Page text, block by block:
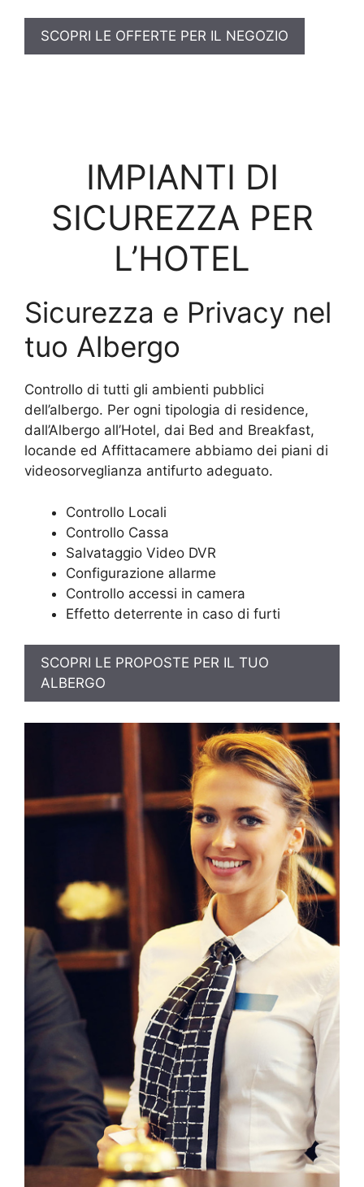
SCOPRI LE OFFERTE PER IL NEGOZIO
IMPIANTI DI
SICUREZZA PER
L’HOTEL
Sicurezza e Privacy nel
tuo Albergo
Controllo di tutti gli ambienti pubblici
dell’albergo. Per ogni tipologia di residence,
dall’Albergo all’Hotel, dai Bed and Breakfast,
locande ed Affittacamere abbiamo dei piani di
videosorveglianza antifurto adeguato.
Controllo Locali
Controllo Cassa
Salvataggio Video DVR
Configurazione allarme
Controllo accessi in camera
Effetto deterrente in caso di furti
SCOPRI LE PROPOSTE PER IL TUO
ALBERGO